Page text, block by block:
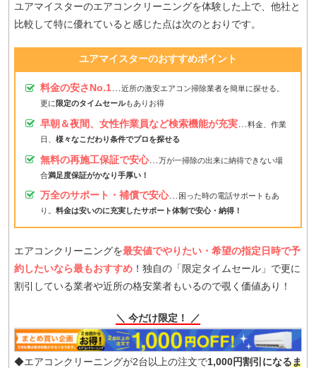
ユアマイスターのエアコンクリーニングを体験した上で、他社と
比較して特に優れていると感じた点は次のとおりです。
ユアマイスターのおすすめポイント
料金の安さNo.1…近所の激安エアコン掃除業者を簡単に探せる。
更に 限定のタイムセールもありお得
早朝＆夜間、女性作業員など検索機能が充実…
料金、作業
日、 様々なこだわり条件でプロを探せる
無料の再施工保証で安心…
万が一掃除の出来に納得できない場
合満足度保証がかなり手厚い！
万全のサポート・補償で安心…
困った時の電話サポートもあ
り。 料金は安いのに充実したサポート体制で安心・納得！
エアコンクリーニングを最安値でやりたい・希望の指定日時で予
約したいなら最もおすすめ ！独自の「限定タイムセール」で更に
割引している業者や近所の格安業者もいるので覗く価値あり！
＼ 今だけ限定！ ／
◆エアコンクリーニングが2台以上の注文で1,000円割引になるま